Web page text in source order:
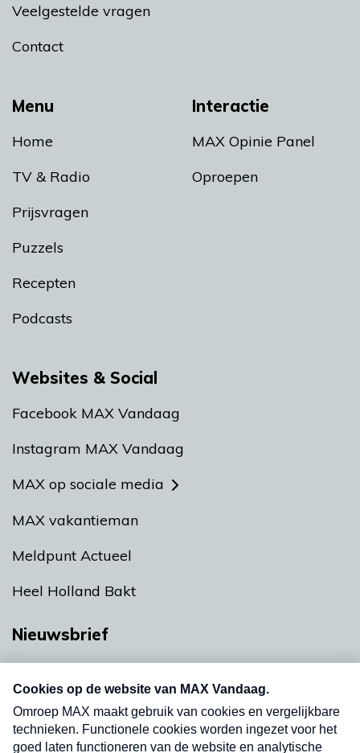
Menu
Home
TV & Radio
Prijsvragen
Puzzels
Recepten
Podcasts
Interactie
MAX Opinie Panel
Oproepen
Veelgestelde vragen
Contact
Websites & Social
Facebook MAX Vandaag
Instagram MAX Vandaag
MAX op sociale media
MAX vakantieman
Meldpunt Actueel
Heel Holland Bakt
Nieuwsbrief
nieuwsbrief. Elke vrijdag- en dinsdagochtend in
uw mailbox.
Verzend